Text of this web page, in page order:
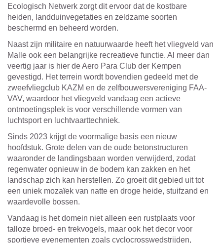
Ecologisch Netwerk zorgt dit ervoor dat de kostbare
heiden, landduinvegetaties en zeldzame soorten
beschermd en beheerd worden.
Naast zijn militaire en natuurwaarde heeft het vliegveld van
Malle ook een belangrijke recreatieve functie. Al meer dan
veertig jaar is hier de Aero Para Club der Kempen
gevestigd. Het terrein wordt bovendien gedeeld met de
zweefvliegclub KAZM en de zelfbouwersvereniging FAA-
VAV, waardoor het vliegveld vandaag een actieve
ontmoetingsplek is voor verschillende vormen van
luchtsport en luchtvaarttechniek.
Sinds 2023 krijgt de voormalige basis een nieuw
hoofdstuk. Grote delen van de oude betonstructuren
waaronder de landingsbaan worden verwijderd, zodat
regenwater opnieuw in de bodem kan zakken en het
landschap zich kan herstellen. Zo groeit dit gebied uit tot
een uniek mozaïek van natte en droge heide, stuifzand en
waardevolle bossen.
Vandaag is het domein niet alleen een rustplaats voor
talloze broed- en trekvogels, maar ook het decor voor
sportieve evenementen zoals cyclocrosswedstrijden,